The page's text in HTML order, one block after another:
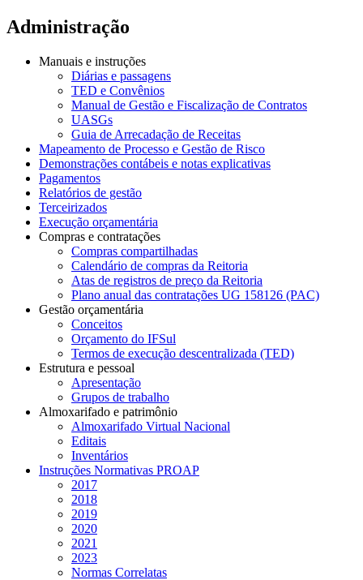
Administração
Manuais e instruções
Diárias e passagens
TED e Convênios
Manual de Gestão e Fiscalização de Contratos
UASGs
Guia de Arrecadação de Receitas
Mapeamento de Processo e Gestão de Risco
Demonstrações contábeis e notas explicativas
Pagamentos
Relatórios de gestão
Terceirizados
Execução orçamentária
Compras e contratações
Compras compartilhadas
Calendário de compras da Reitoria
Atas de registros de preço da Reitoria
Plano anual das contratações UG 158126 (PAC)
Gestão orçamentária
Conceitos
Orçamento do IFSul
Termos de execução descentralizada (TED)
Estrutura e pessoal
Apresentação
Grupos de trabalho
Almoxarifado e patrimônio
Almoxarifado Virtual Nacional
Editais
Inventários
Instruções Normativas PROAP
2017
2018
2019
2020
2021
2023
Normas Correlatas